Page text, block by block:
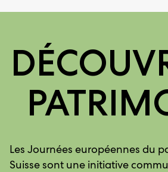
Les Journées européennes du
Suisse sont une initiative